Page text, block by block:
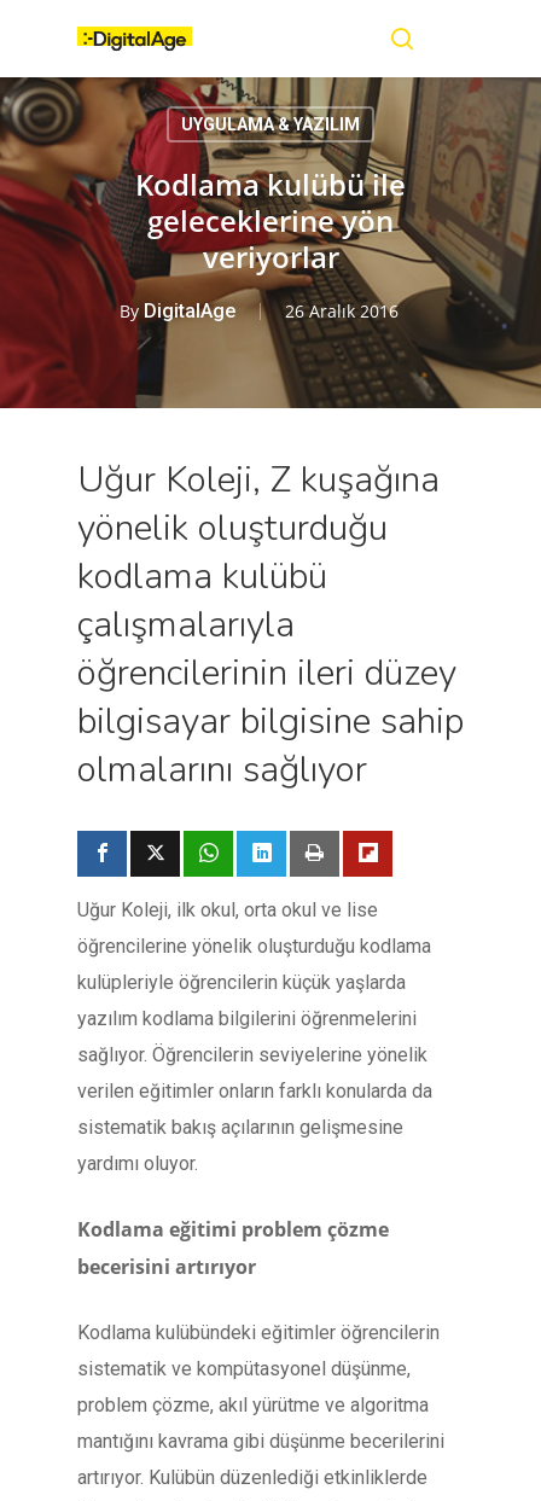
content
UYGULAMA & YAZILIM
Kodlama kulübü ile
geleceklerine yön
veriyorlar
By DigitalAge 26 Aralık 2016
Uğur Koleji, Z kuşağına
yönelik oluşturduğu
kodlama kulübü
çalışmalarıyla
öğrencilerinin ileri düzey
bilgisayar bilgisine sahip
olmalarını sağlıyor
Uğur Koleji, ilk okul, orta okul ve lise
öğrencilerine yönelik oluşturduğu kodlama
kulüpleriyle öğrencilerin küçük yaşlarda
yazılım kodlama bilgilerini öğrenmelerini
sağlıyor. Öğrencilerin seviyelerine yönelik
verilen eğitimler onların farklı konularda da
sistematik bakış açılarının gelişmesine
yardımı oluyor.
Kodlama eğitimi problem çözme
becerisini artırıyor
Kodlama kulübündeki eğitimler öğrencilerin
sistematik ve kompütasyonel düşünme,
problem çözme, akıl yürütme ve algoritma
mantığını kavrama gibi düşünme becerilerini
artırıyor. Kulübün düzenlediği etkinliklerde